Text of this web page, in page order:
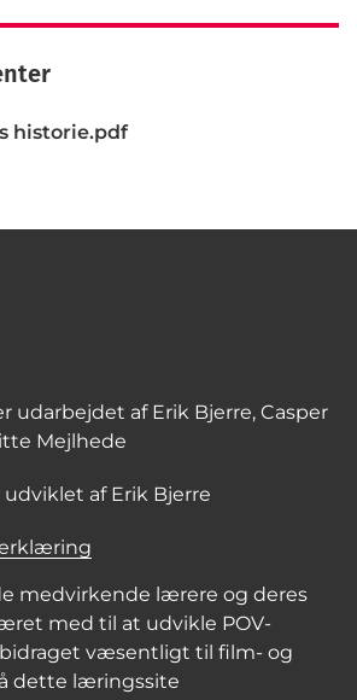
historie.pdf
udarbejdet af Erik Bjerre, Casper
Mejlhede
af Erik Bjerre
medvirkende lærere og deres
med til at udvikle POV-
væsentligt til film- og
dette læringssite